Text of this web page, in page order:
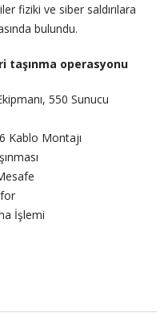
fiziki ve siber saldırılara
bulundu.
taşınma operasyonu
550 Sunucu
Kablo Montajı
İşlemi